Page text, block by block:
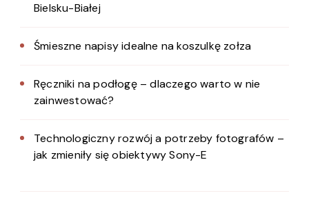
Bielsku-Białej
Śmieszne napisy idealne na koszulkę zołza
Ręczniki na podłogę – dlaczego warto w nie
zainwestować?
Technologiczny rozwój a potrzeby fotografów –
jak zmieniły się obiektywy Sony-E